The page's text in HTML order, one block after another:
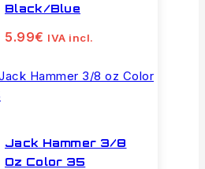
Black/Blue
5.99€ IVA incl.
Jack Hammer 3/8
Oz Color 35